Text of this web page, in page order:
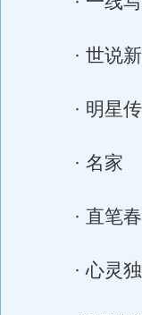
· 世说新
· 明星传
· 名家
· 直笔春
· 心灵独